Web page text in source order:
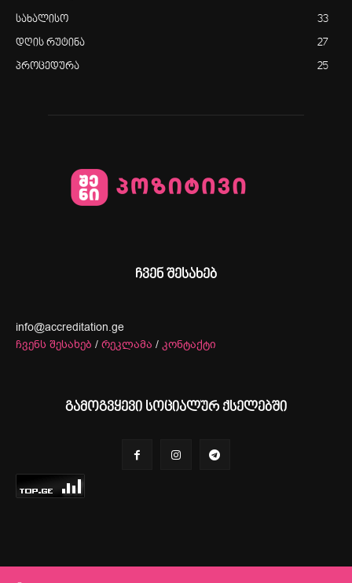
სახალისო 33
დღის რუტინა 27
პროცედურა 25
ჩვენ შესახებ
info@accreditation.ge
ჩვენს შესახებ / რეკლამა / კონტაქტი
გამოგვყევი სოციალურ ქსელებში